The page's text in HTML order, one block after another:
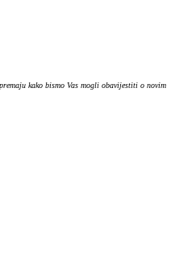
kako bismo Vas mogli obavijestiti o novim